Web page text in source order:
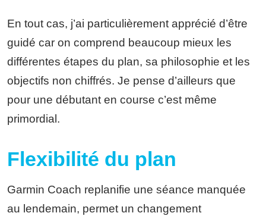
En tout cas, j’ai particulièrement apprécié d’être
guidé car on comprend beaucoup mieux les
différentes étapes du plan, sa philosophie et les
objectifs non chiffrés. Je pense d’ailleurs que
pour une débutant en course c’est même
primordial.
Flexibilité du plan
Garmin Coach replanifie une séance manquée
au lendemain, permet un changement